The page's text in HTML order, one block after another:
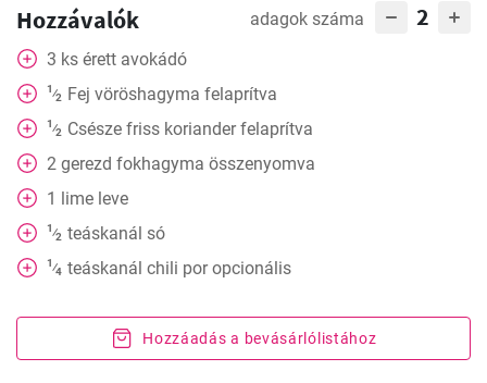
Hozzávalók adagok száma 2
3 ks érett avokádó
1⁄2 Fej vöröshagyma felaprítva
1⁄2 Csésze friss koriander felaprítva
2 gerezd fokhagyma összenyomva
1 lime leve
1⁄2 teáskanál só
1⁄4 teáskanál chili por opcionális
Hozzáadás a bevásárlólistához